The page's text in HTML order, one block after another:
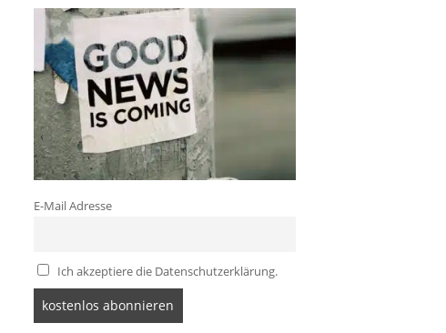
E-Mail Adresse
Ich akzeptiere die Datenschutzerklärung.